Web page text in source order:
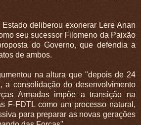
deliberou exonerar Lere Anan
seu sucessor Filomeno da Paixão
do Governo, que defendia a
de ambos.
na altura que "depois de 24
a consolidação do desenvolvimento
Armadas impõe a transição na
F-FDTL como um processo natural,
para preparar as novas gerações